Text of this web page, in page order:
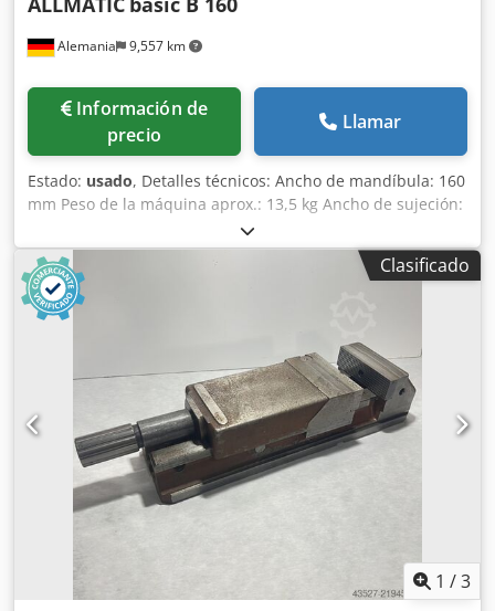
Alemania 9,557 km
Información de
precio
Llamar
Estado: usado, Detalles técnicos: Ancho de mandíbula: 160
mm Peso de la máquina aprox.: 13,5 kg Ancho de sujeción:
208 mm Chodpfxsvc Dv Ae Acysa Tornillo de banco para
fresadoras Par de apriete 80 kN Par de apriete 120 Nm
Fuerza de sujeción 50 kN *
Clasificado
1 /3